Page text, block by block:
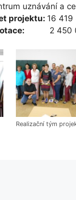
uznávání a
projektu: 16 419
dotace: 2 450
Realizační tým